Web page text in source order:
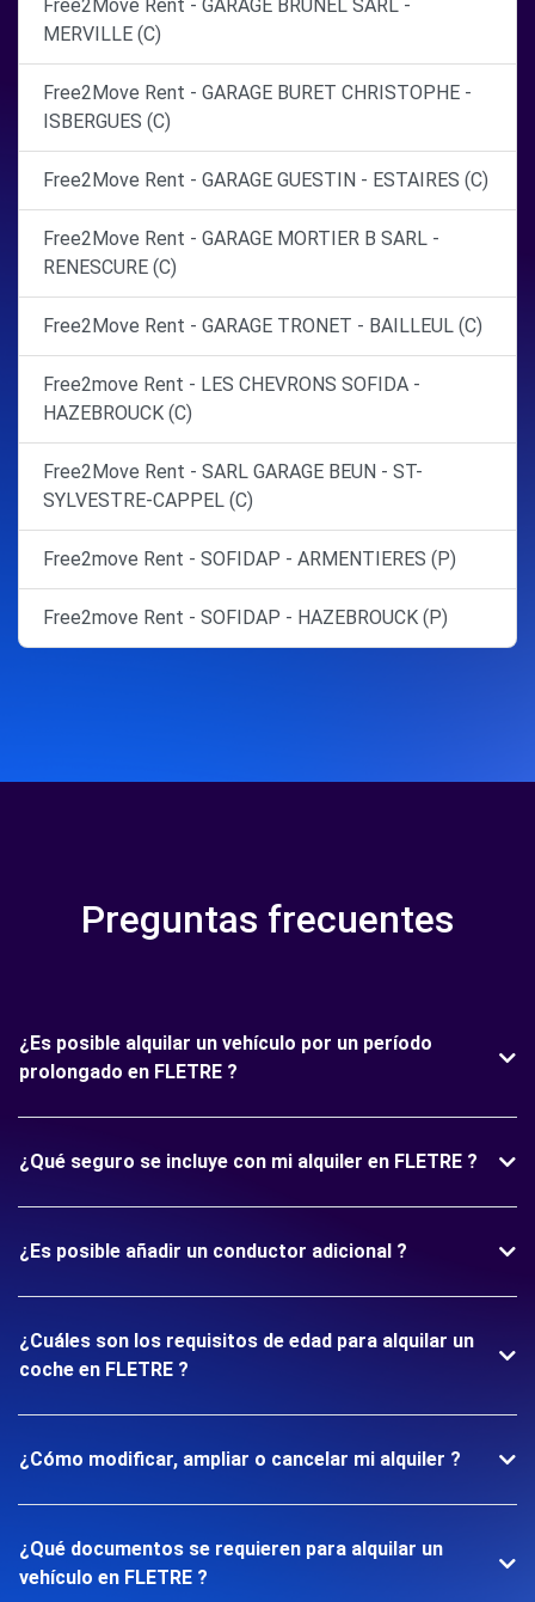
Free2Move Rent - GARAGE BRUNEL SARL -
MERVILLE (C)
Free2Move Rent - GARAGE BURET CHRISTOPHE -
ISBERGUES (C)
Free2Move Rent - GARAGE GUESTIN - ESTAIRES (C)
Free2Move Rent - GARAGE MORTIER B SARL -
RENESCURE (C)
Free2Move Rent - GARAGE TRONET - BAILLEUL (C)
Free2move Rent - LES CHEVRONS SOFIDA -
HAZEBROUCK (C)
Free2Move Rent - SARL GARAGE BEUN - ST-
SYLVESTRE-CAPPEL (C)
Free2move Rent - SOFIDAP - ARMENTIERES (P)
Free2move Rent - SOFIDAP - HAZEBROUCK (P)
Preguntas frecuentes
¿Es posible alquilar un vehículo por un período
prolongado en FLETRE ?
¿Qué seguro se incluye con mi alquiler en FLETRE ?
¿Es posible añadir un conductor adicional ?
¿Cuáles son los requisitos de edad para alquilar un
coche en FLETRE ?
¿Cómo modificar, ampliar o cancelar mi alquiler ?
¿Qué documentos se requieren para alquilar un
vehículo en FLETRE ?